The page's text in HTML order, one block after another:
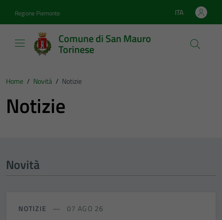
Regione Piemonte Lingua attiva:
ITA
Comune di San Mauro
Torinese
Home / Novità / Notizie
Notizie
Novità
NOTIZIE 07 AGO 26